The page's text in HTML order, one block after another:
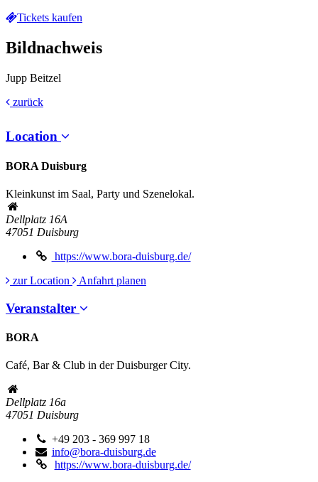
Tickets kaufen
Bildnachweis
Jupp Beitzel
zurück
Location
BORA Duisburg
Kleinkunst im Saal, Party und Szenelokal.
Dellplatz 16A
47051 Duisburg
https://www.bora-duisburg.de/
zur Location
Anfahrt planen
Veranstalter
BORA
Café, Bar & Club in der Duisburger City.
Dellplatz 16a
47051 Duisburg
+49 203 - 369 997 18
info@bora-duisburg.de
https://www.bora-duisburg.de/